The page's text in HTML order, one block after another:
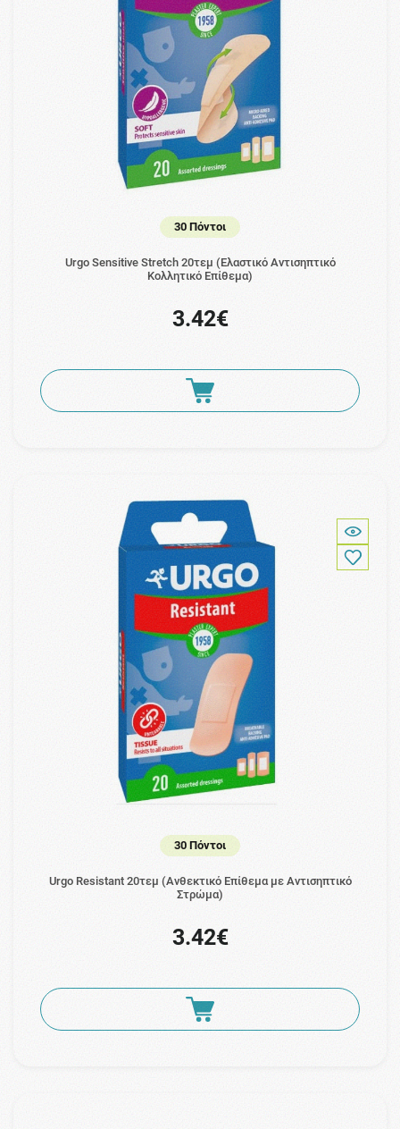
30 Πόντοι
Urgo Sensitive Stretch 20τεμ (Ελαστικό Αντισηπτικό
Κολλητικό Επίθεμα)
3.42€
30 Πόντοι
Urgo Resistant 20τεμ (Ανθεκτικό Επίθεμα με Αντισηπτικό
Στρώμα)
3.42€